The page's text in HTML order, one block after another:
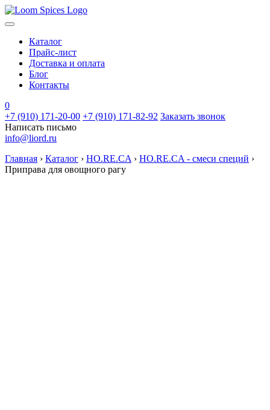
Каталог
Прайс-лист
Доставка и оплата
Блог
Контакты
0
+7 (910) 171-20-00 +7 (910) 171-82-92 Заказать звонок
Написать письмо
info@liord.ru
Главная › Каталог › HO.RE.CA › HO.RE.CA - смеси специй ›
Приправа для овощного рагу